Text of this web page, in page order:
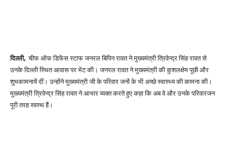
दिल्ली,चीफ ऑफ डिफेंस स्टाफ जनरल बिपिन रावत ने मुख्यमंत्री त्रिवेन्द्र सिंह रावत से
उनके दिल्ली स्थित आवास पर भेंट की। जनरल रावत ने मुख्यमंत्री की कुशलक्षेम पूछी और
शुभकामनायें दीं। उन्होंने मुख्यमंत्री जी के परिवार जनों के भी अच्छे स्वास्थ्य की कामना की।
मुख्यमंत्री त्रिवेन्द्र सिंह रावत ने आभार व्यक्त करते हुए कहा कि अब वे और उनके परिवारजन
पूरी तरह स्वस्थ हैं।